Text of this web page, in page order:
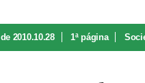
2010.10.28 1ª página